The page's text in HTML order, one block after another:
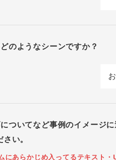
のようなシーンですか？
ついてなど事例のイメージ
い。
にあらかじめ入ってるテキスト・